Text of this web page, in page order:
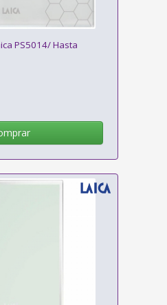
PS5014/ Hasta